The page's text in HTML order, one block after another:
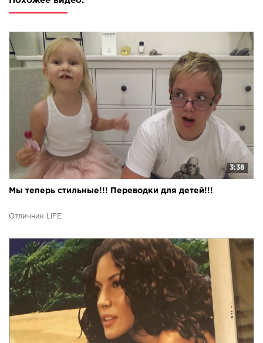
3:38
Мы теперь стильные!!! Переводки для детей!!!
Отличник LIFE